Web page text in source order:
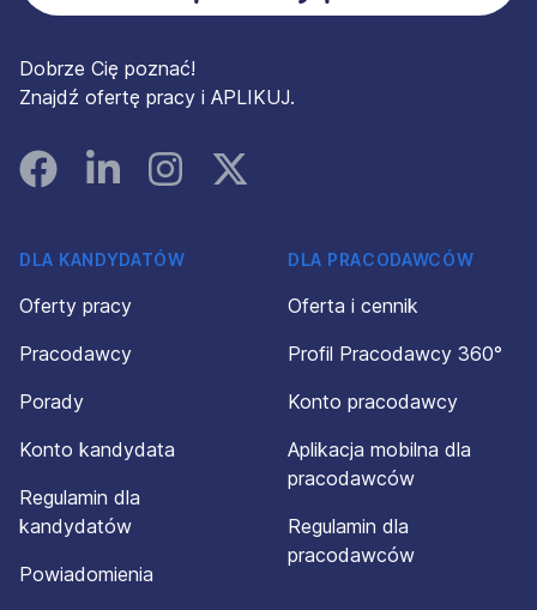
Dobrze Cię poznać!
Znajdź ofertę pracy i APLIKUJ.
FacebookLinked InInstagramInstagram
DLA KANDYDATÓW
Oferty pracy
Pracodawcy
Porady
Konto kandydata
Regulamin dla
kandydatów
Powiadomienia
DLA PRACODAWCÓW
Oferta i cennik
Profil Pracodawcy 360°
Konto pracodawcy
Aplikacja mobilna dla
pracodawców
Regulamin dla
pracodawców